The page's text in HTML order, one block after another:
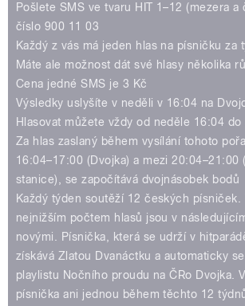
pause
Pošlete SMS ve tvaru HIT 1–12 (mezera
číslo 900 11 03
Každý z vás má jeden hlas na písničku za
Máte ale možnost dát své hlasy několika
Cena jedné SMS je 3 Kč
Výsledky uslyšíte v neděli v 16:04 na
Hlasovat můžete vždy od neděle 16:04
Za hlas zaslaný během vysílání tohoto
16:04–17:00 (Dvojka) a mezi 20:04–21:00
stanice), se započítává dvojnásobek bodů
Každý týden soutěží 12 českých písniček.
nejnižším počtem hlasů jsou v
novými. Písnička, která se udrží v
získává Zlatou Dvanáctku a automaticky
playlistu Nočního proudu na ČRo Dvojka.
písnička ani jednou během těchto 12